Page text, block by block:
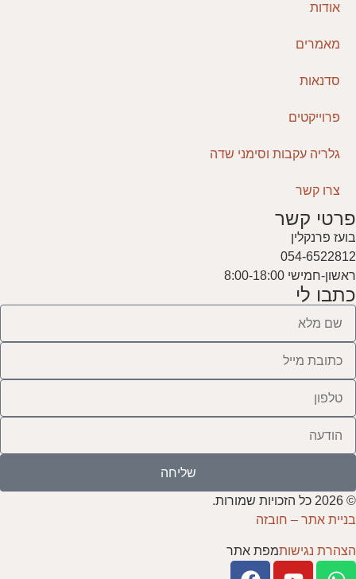
אודות
מאמרים
סדנאות
פרוייקטים
גלריה עקבות וסימני שדה
צרו קשר
פרטי קשר
בועז פרנקלין
054-6522812
ראשון-חמישי 8:00-18:00
כתבו לי
שליחה
© 2026 כל הזכויות שמורות.
בניית אתר – חובזה
הצהרת נגישותמפת אתר